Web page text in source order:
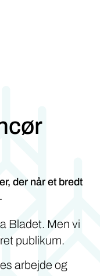
publikum.
antal af de